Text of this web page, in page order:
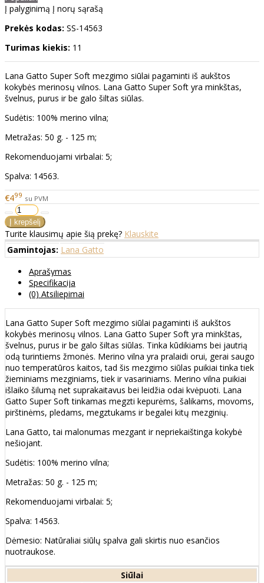
Į palyginimą Į norų sąrašą
Prekės kodas: SS-14563
Turimas kiekis: 11
Lana Gatto Super Soft mezgimo siūlai pagaminti iš aukštos
kokybės merinosų vilnos. Lana Gatto Super Soft yra minkštas,
švelnus, purus ir be galo šiltas siūlas.
Sudėtis: 100% merino vilna;
Metražas: 50 g. - 125 m;
Rekomenduojami virbalai: 5;
Spalva: 14563.
€499 su PVM
Turite klausimų apie šią prekę? Klauskite
Gamintojas: Lana Gatto
Aprašymas
Specifikacija
(0) Atsiliepimai
Lana Gatto Super Soft mezgimo siūlai pagaminti iš aukštos
kokybės merinosų vilnos. Lana Gatto Super Soft yra minkštas,
švelnus, purus ir be galo šiltas siūlas. Tinka kūdikiams bei jautrią
odą turintiems žmonės. Merino vilna yra pralaidi orui, gerai saugo
nuo temperatūros kaitos, tad šis mezgimo siūlas puikiai tinka tiek
žieminiams mezginiams, tiek ir vasariniams. Merino vilna puikiai
išlaiko šilumą net suprakaitavus bei leidžia odai kvėpuoti. Lana
Gatto Super Soft tinkamas megzti kepurėms, šalikams, movoms,
pirštinėms, pledams, megztukams ir begalei kitų mezginių.
Lana Gatto, tai malonumas mezgant ir nepriekaištinga kokybė
nešiojant.
Sudėtis: 100% merino vilna;
Metražas: 50 g. - 125 m;
Rekomenduojami virbalai: 5;
Spalva: 14563.
Dėmesio: Natūraliai siūlų spalva gali skirtis nuo esančios
nuotraukose.
Siūlai